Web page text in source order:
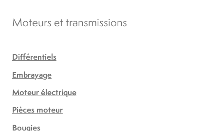
Moteurs et transmissions
Différentiels
Embrayage
Moteur électrique
Pièces moteur
Bougies